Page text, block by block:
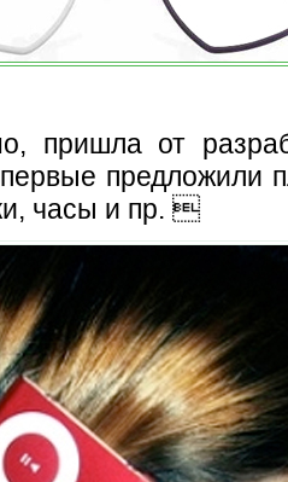
пришла от
предложили
часы и пр. 